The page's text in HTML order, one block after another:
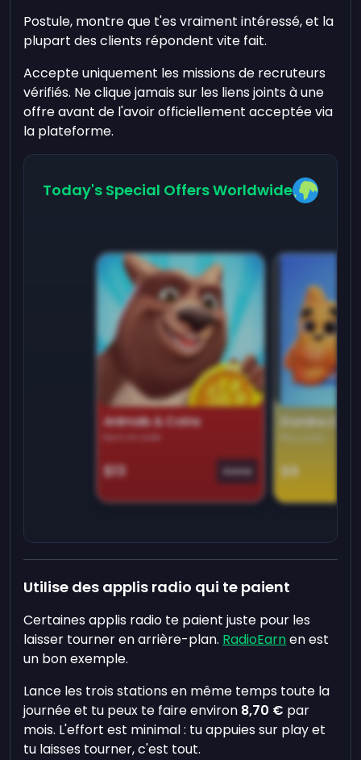
Postule, montre que t'es vraiment intéressé, et la
plupart des clients répondent vite fait.
Accepte uniquement les missions de recruteurs
vérifiés. Ne clique jamais sur les liens joints à une
offre avant de l'avoir officiellement acceptée via
la plateforme.
Today's Special Offers Worldwide
Animals & Coins
$13 Game
Domino
$9
Utilise des applis radio qui te paient
Certaines applis radio te paient juste pour les
laisser tourner en arrière-plan. RadioEarnen est
un bon exemple.
Lance les trois stations en même temps toute la
journée et tu peux te faire environ 8,70 € par
mois. L'effort est minimal : tu appuies sur play et
tu laisses tourner, c'est tout.